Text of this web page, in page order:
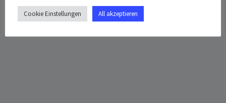
Cookie Einstellungen All akzeptieren